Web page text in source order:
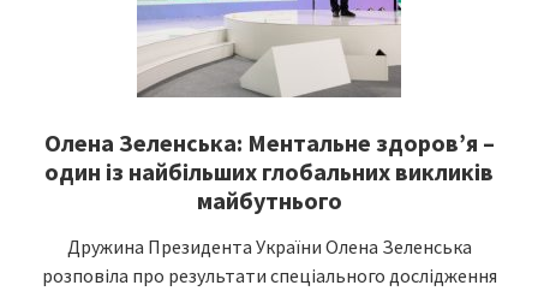
Олена Зеленська: Ментальне здоров’я –
один із найбільших глобальних викликів
майбутнього
Дружина Президента України Олена Зеленська
розповіла про результати спеціального дослідження